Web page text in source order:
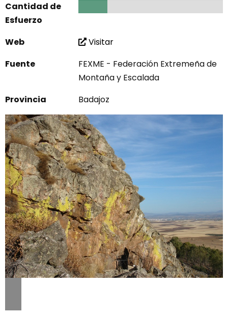
Provincia Badajoz
Web
Visitar
Fuente
FEXME - Federación Extremeña de
Montaña y Escalada
Cantidad de
Esfuerzo